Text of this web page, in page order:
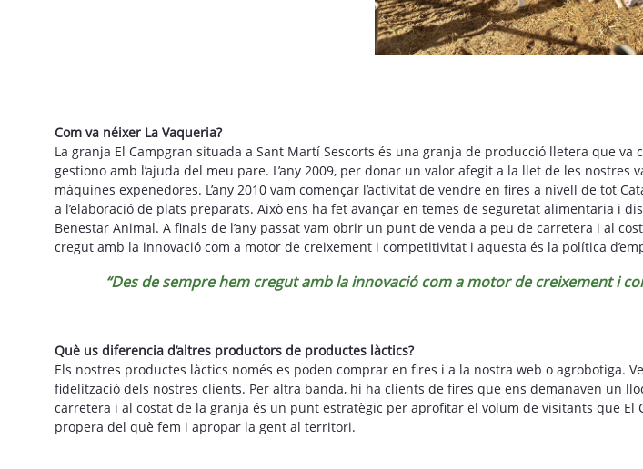
Com va néixer La Vaqueria?
La granja El Campgran situada a Sant Martí Sescorts és una granja de producció lletera que
gestiono amb l’ajuda del meu pare. L’any 2009, per donar un valor afegit a la llet de les
màquines expenedores. L’any 2010 vam començar l’activitat de vendre en fires a nivell de
a l’elaboració de plats preparats. Això ens ha fet avançar en temes de seguretat alimentaria i
Benestar Animal. A finals de l’any passat vam obrir un punt de venda a peu de carretera i al
cregut amb la innovació com a motor de creixement i competitivitat i aquesta és la política
“Des de sempre hem cregut amb la innovació com a motor de creixement i
Què us diferencia d’altres productors de productes làctics?
Els nostres productes làctics només es poden comprar en fires i a la nostra web o
fidelització dels nostres clients. Per altra banda, hi ha clients de fires que ens demanaven un
carretera i al costat de la granja és un punt estratègic per aprofitar el volum de visitants que
propera del què fem i apropar la gent al territori.